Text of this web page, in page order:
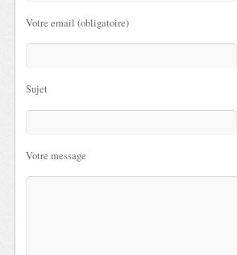
Votre email (obligatoire)
Sujet
Votre message